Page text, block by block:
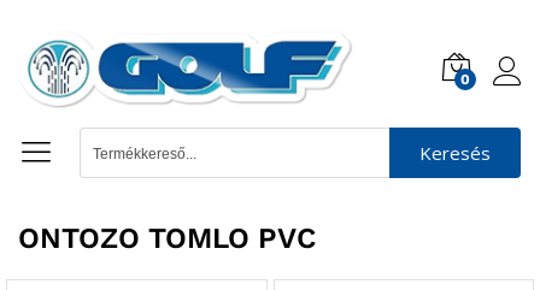
0
Keresés
ONTOZO TOMLO PVC